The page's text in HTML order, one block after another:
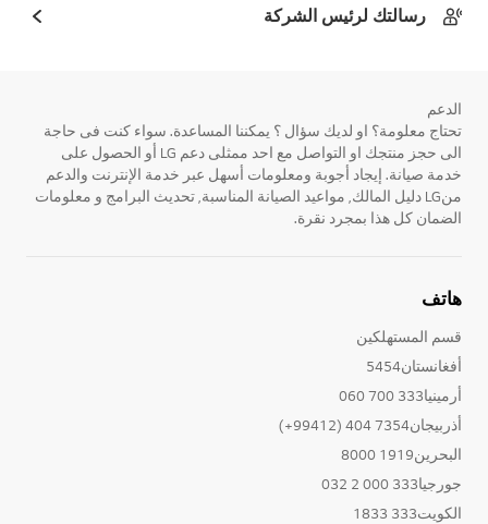
رسالتك لرئيس الشركة
الدعم
تحتاج معلومة؟ او لديك سؤال ؟ يمكننا المساعدة. سواء كنت فى حاجة
الى حجز منتجك او التواصل مع احد ممثلى دعم LG أو الحصول على
خدمة صيانة. إيجاد أجوبة ومعلومات أسهل عبر خدمة الإنترنت والدعم
منLG دليل المالك, مواعيد الصيانة المناسبة, تحديث البرامج و معلومات
الضمان كل هذا بمجرد نقرة.
هاتف
قسم المستهلكين
أفغانستان5454
أرمينيا333 700 060
أذربيجان7354 404 (99412+)
البحرين1919 8000
جورجيا333 000 2 032
الكويت333 1833